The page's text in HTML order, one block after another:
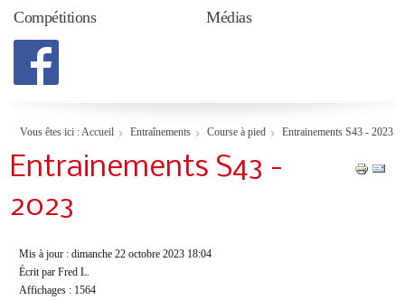
Compétitions
Médias
Vous êtes ici :Accueil Entraînements Course à pied Entrainements S43 - 2023
Entrainements S43 -
2023
Mis à jour : dimanche 22 octobre 2023 18:04
Écrit par Fred L.
Affichages : 1564